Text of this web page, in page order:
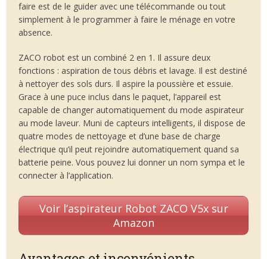
faire est de le guider avec une télécommande ou tout
simplement à le programmer à faire le ménage en votre
absence.
ZACO robot est un combiné 2 en 1. Il assure deux
fonctions : aspiration de tous débris et lavage. Il est destiné
à nettoyer des sols durs. Il aspire la poussière et essuie.
Grace à une puce inclus dans le paquet, l’appareil est
capable de changer automatiquement du mode aspirateur
au mode laveur. Muni de capteurs intelligents, il dispose de
quatre modes de nettoyage et d’une base de charge
électrique qu’il peut rejoindre automatiquement quand sa
batterie peine. Vous pouvez lui donner un nom sympa et le
connecter à l’application.
Voir l’aspirateur Robot ZACO V5x sur
Amazon